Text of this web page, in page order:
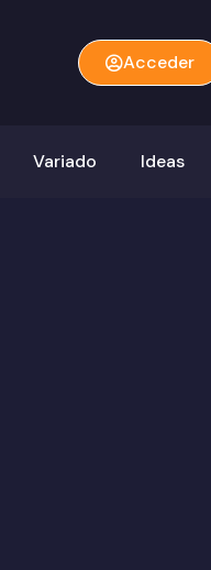
Acceder
Variado Ideas